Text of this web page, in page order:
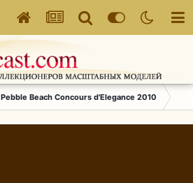
Pebble Beach Concours d'Elegance 2010